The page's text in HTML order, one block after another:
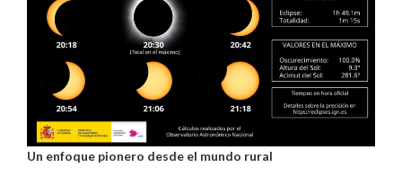
Un enfoque pionero desde el mundo rural